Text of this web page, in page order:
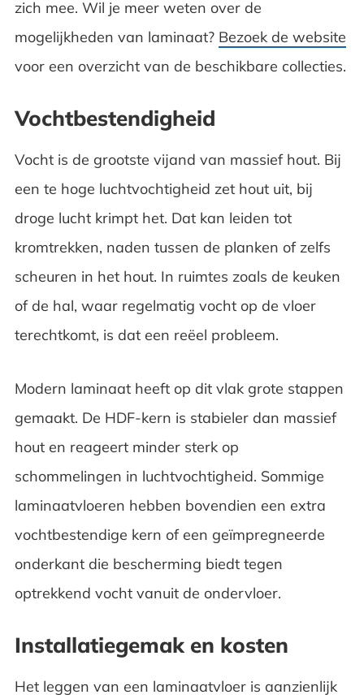
zich mee. Wil je meer weten over de
mogelijkheden van laminaat? Bezoek de website
voor een overzicht van de beschikbare collecties.
Vochtbestendigheid
Vocht is de grootste vijand van massief hout. Bij
een te hoge luchtvochtigheid zet hout uit, bij
droge lucht krimpt het. Dat kan leiden tot
kromtrekken, naden tussen de planken of zelfs
scheuren in het hout. In ruimtes zoals de keuken
of de hal, waar regelmatig vocht op de vloer
terechtkomt, is dat een reëel probleem.
Modern laminaat heeft op dit vlak grote stappen
gemaakt. De HDF-kern is stabieler dan massief
hout en reageert minder sterk op
schommelingen in luchtvochtigheid. Sommige
laminaatvloeren hebben bovendien een extra
vochtbestendige kern of een geïmpregneerde
onderkant die bescherming biedt tegen
optrekkend vocht vanuit de ondervloer.
Installatiegemak en kosten
Het leggen van een laminaatvloer is aanzienlijk